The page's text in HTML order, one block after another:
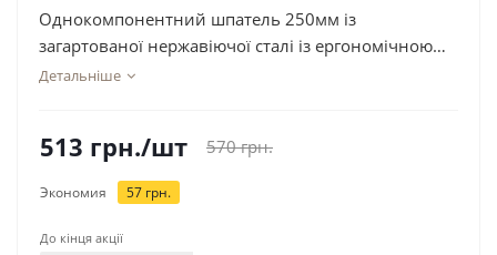
Однокомпонентний шпатель 250мм із
загартованої нержавіючої сталі із ергономічною
формою OLEJNIK
Детальніше
513 грн./шт 570грн.
Экономия 57 грн.
До кінця акції